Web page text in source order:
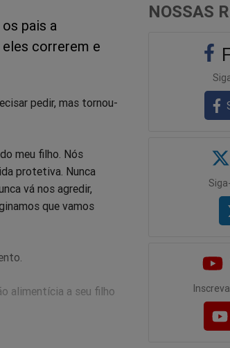
pais a
correrem e
pedir, mas tornou-
meu filho. Nós
protetiva. Nunca
vá nos agredir,
que vamos
alimentícia a seu filho
se o juiz
NOSSAS